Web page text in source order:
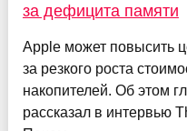
за дефицита памяти
Apple может повысить
за резкого роста
накопителей. Об этом
рассказал в интервью